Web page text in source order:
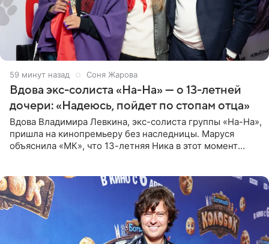
59 минут назад Соня Жарова
Вдова экс-солиста «На-На» — о 13-летней
дочери: «Надеюсь, пойдет по стопам отца»
Вдова Владимира Левкина, экс-солиста группы «На-На»,
пришла на кинопремьеру без наследницы. Маруся
объяснила «МК», что 13-летняя Ника в этот момент